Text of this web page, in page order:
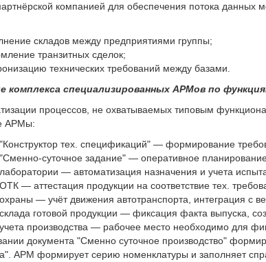
компанией для обеспечения потока данных
складов между предприятиями группы;
транзитных сделок;
технических требований между базами.
комплекса специализированных АРМов по
процессов, не охватываемых типовым
АРМы:
тех. спецификаций" — формирование
суточное задание" — оперативное планирование
— автоматизация назначения и учета
— аттестация продукции на соответствие тех.
— учёт движения автотранспорта, интеграция с
готовой продукции — фиксация факта выпуска,
производства — рабочее место необходимо для
документа "Сменно суточное производство"
АРМ формирует серию номенклатуры и заполняет